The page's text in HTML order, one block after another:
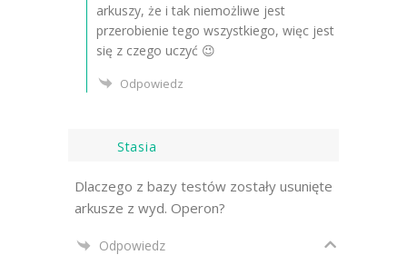
arkuszy, że i tak niemożliwe jest
przerobienie tego wszystkiego, więc jest
się z czego uczyć 😉
Odpowiedz
Stasia
Dlaczego z bazy testów zostały usunięte
arkusze z wyd. Operon?
Odpowiedz